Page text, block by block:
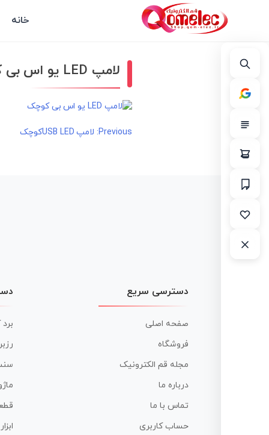
خانه
لامپ LED یو اس بی کوچک…
راهبری
Previous: لامپ USB LEDکوچک
دسترسی سریع
صفحه اصلی
فروشگاه
مجله قم الکترونیک
درباره ما
تماس با ما
حساب کاربری